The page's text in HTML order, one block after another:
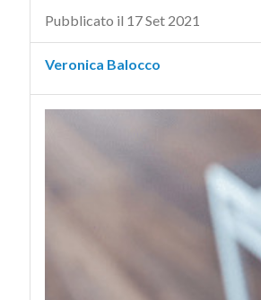
Pubblicato il 17 Set 2021
Veronica Balocco